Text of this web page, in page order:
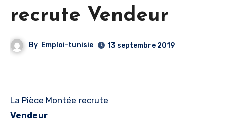
recrute Vendeur
By Emploi-tunisie 13 septembre 2019
La Pièce Montée recrute
Vendeur